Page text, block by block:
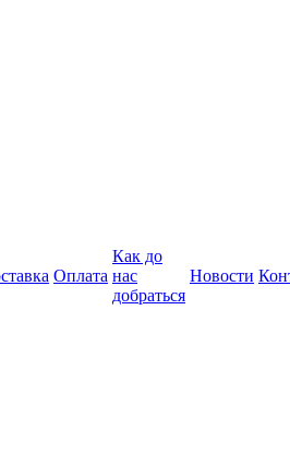
Оплата
Как до
нас
добраться
Новости